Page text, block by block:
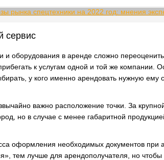
рынка спецтехники на 2022 год: мнения
сервис
и оборудования в аренде сложно
к услугам одной и той же компании.
у кого именно арендовать нужную ему
важно расположение точки. За
но в случае с менее габаритной
оформления необходимых документов при
тем лучше для арендополучателя, но чтобы